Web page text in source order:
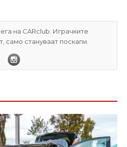
на CARclub. Играчките
само стануваат поскапи.